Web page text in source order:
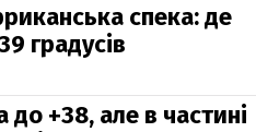
спека: де
градусів
до +38, але в частині